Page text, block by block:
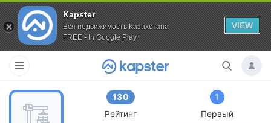
Kapster
Вся недвижимость Казахстана
FREE - In Google Play
VIEW
130
Рейтинг
1
Первый